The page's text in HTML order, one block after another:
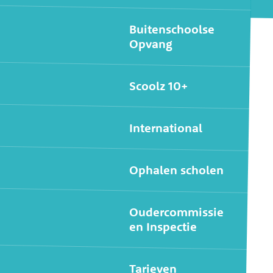
Buitenschoolse
Opvang
Scoolz 10+
International
Ophalen scholen
Oudercommissie
en Inspectie
Tarieven